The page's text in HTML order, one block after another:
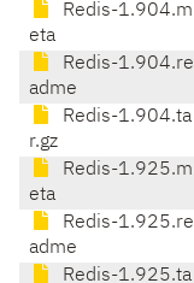
Redis-1.904.m
eta
Redis-1.904.re
adme
Redis-1.904.ta
r.gz
Redis-1.925.m
eta
Redis-1.925.re
adme
Redis-1.925.ta